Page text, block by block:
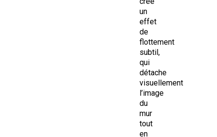
un
effet
de
flottement
subtil,
qui
détache
visuellement
l’image
du
mur
tout
en